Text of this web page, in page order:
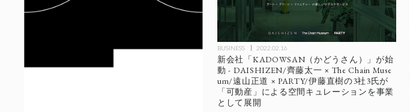
BUSINESS 2022.02.16
新会社「KADOWSAN（かどうさん）」が始
動 - DAISHIZEN/齊藤太一 × The Chain Muse
um/遠山正道 × PARTY/伊藤直樹の3社3氏が
「可動産」による空間キュレーションを事業
として展開